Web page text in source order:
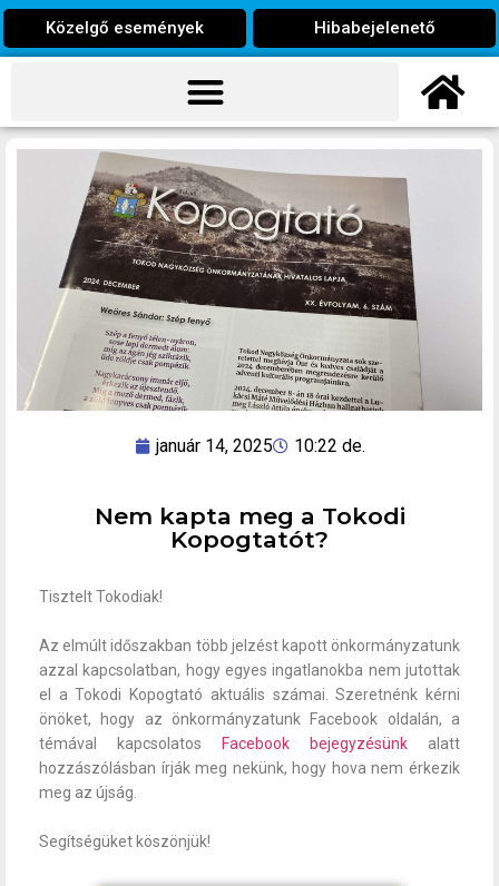
Közelgő események Hibabejelenető
január 14, 2025 10:22 de.
Nem kapta meg a Tokodi
Kopogtatót?
Tisztelt Tokodiak!
Az elmúlt időszakban több jelzést kapott önkormányzatunk
azzal kapcsolatban, hogy egyes ingatlanokba nem jutottak
el a Tokodi Kopogtató aktuális számai. Szeretnénk kérni
önöket, hogy az önkormányzatunk Facebook oldalán, a
témával kapcsolatos
Facebook bejegyzésünk alatt
hozzászólásban írják meg nekünk, hogy hova nem érkezik
meg az újság.
Segítségüket köszönjük!